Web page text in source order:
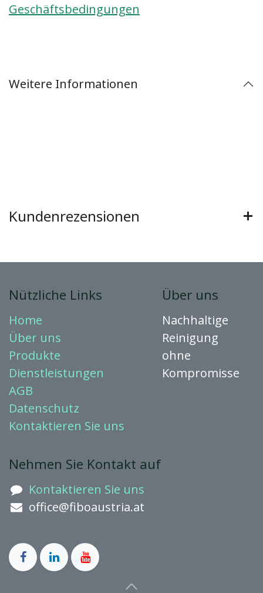
Geschäftsbedingungen
Weitere Informationen
Kundenrezensionen
Nützliche Links
Home
Über uns
Produkte
Dienstleistungen
AGB
Datenschutz
Kontaktieren Sie uns
Über uns
Nachhaltige
Reinigung
ohne
Kompromisse
Nehmen Sie Kontakt auf
Kontaktieren Sie uns
office@fiboaustria.at